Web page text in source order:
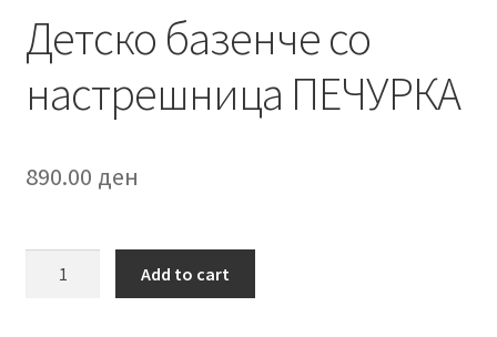
Детско базенче со
настрешница ПЕЧУРКА
890.00 ден
Add to cart